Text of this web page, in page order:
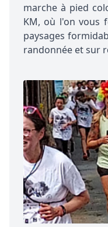
marche à pied
KM, où l'on vous
paysages
randonnée et sur